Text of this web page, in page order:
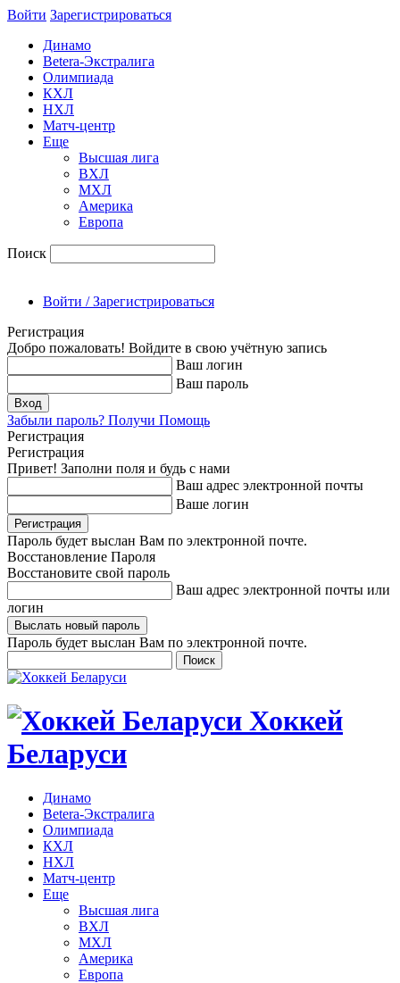
Войти Зарегиcтрироваться
Динамо
Betera-Экстралига
Олимпиада
КХЛ
НХЛ
Матч-центр
Еще
Высшая лига
ВХЛ
МХЛ
Америка
Европа
Поиск
Войти / Зарегистрироваться
Регистрация
Добро пожаловать! Войдите в свою учётную запись
Ваш логин
Ваш пароль
Забыли пароль? Получи Помощь
Регистрация
Регистрация
Привет! Заполни поля и будь с нами
Ваш адрес электронной почты
Ваше логин
Пароль будет выслан Вам по электронной почте.
Восстановление Пароля
Восстановите свой пароль
Ваш адрес электронной почты или
логин
Пароль будет выслан Вам по электронной почте.
Хоккей
Беларуси
Динамо
Betera-Экстралига
Олимпиада
КХЛ
НХЛ
Матч-центр
Еще
Высшая лига
ВХЛ
МХЛ
Америка
Европа